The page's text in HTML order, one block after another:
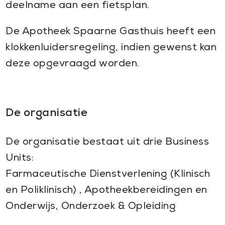
deelname aan een fietsplan.
De Apotheek Spaarne Gasthuis heeft een
klokkenluidersregeling, indien gewenst kan
deze opgevraagd worden.
De organisatie
De organisatie bestaat uit drie Business
Units:
Farmaceutische Dienstverlening (Klinisch
en Poliklinisch) , Apotheekbereidingen en
Onderwijs, Onderzoek & Opleiding